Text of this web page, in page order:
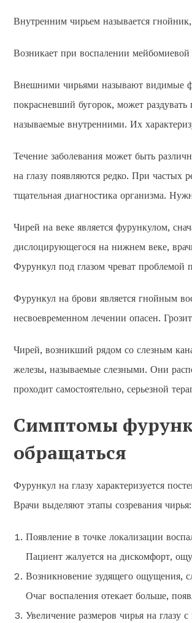
Внутренним чирьем называется
Возникает при воспалении
Внешними чирьями называют видимые
покрасневший бугорок, может
называемые внутренними. Их
Течение заболевания может быть
на глазу появляются редко. При частых
тщательная диагностика организма.
Чирей на веке является фурункулом,
дислоцирующегося на нижнем веке,
Фурункул под глазом чреват проблемой
Фурункул на брови является гнойным
несвоевременном лечении опасен.
Чирей, возникший рядом со слезным
железы, называемые слезными. Они
проходит самостоятельно, серьезной
Симптомы
обращаться
Фурункул на глазу характеризуется
Врачи выделяют этапы созревания чирья:
Появление в точке локализации
Пациент жалуется на дискомфорт,
Возникновение зудящего ощущения,
Очаг воспаления отекает больше,
Увеличение размеров чирья на глазу